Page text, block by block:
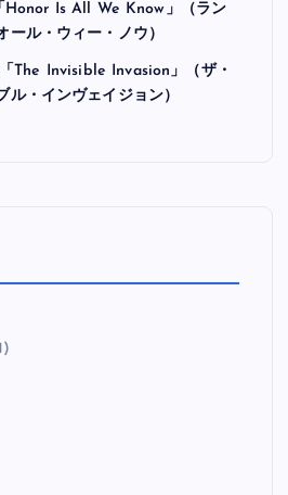
Honor Is All We Know」（ラン
ール・ウィー・ノウ）
The Invisible Invasion」（ザ・
ル・インヴェイジョン）